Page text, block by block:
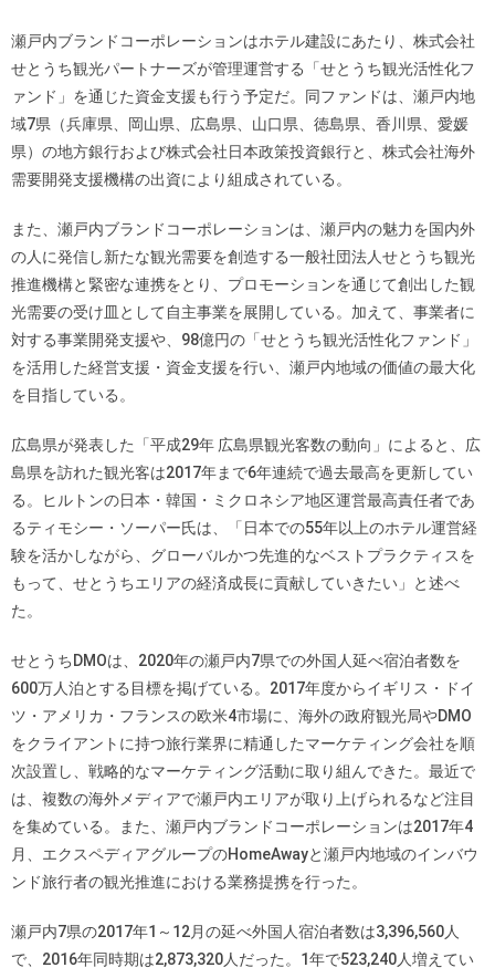
瀬戸内ブランドコーポレーションはホテル建設にあたり、株式会社
せとうち観光パートナーズが管理運営する「せとうち観光活性化フ
ァンド」を通じた資金支援も行う予定だ。同ファンドは、瀬戸内地
域7県（兵庫県、岡山県、広島県、山口県、徳島県、香川県、愛媛
県）の地方銀行および株式会社日本政策投資銀行と、株式会社海外
需要開発支援機構の出資により組成されている。
また、瀬戸内ブランドコーポレーションは、瀬戸内の魅力を国内外
の人に発信し新たな観光需要を創造する一般社団法人せとうち観光
推進機構と緊密な連携をとり、プロモーションを通じて創出した観
光需要の受け皿として自主事業を展開している。加えて、事業者に
対する事業開発支援や、98億円の「せとうち観光活性化ファンド」
を活用した経営支援・資金支援を行い、瀬戸内地域の価値の最大化
を目指している。
広島県が発表した「平成29年 広島県観光客数の動向」によると、広
島県を訪れた観光客は2017年まで6年連続で過去最高を更新してい
る。ヒルトンの日本・韓国・ミクロネシア地区運営最高責任者であ
るティモシー・ソーパー氏は、「日本での55年以上のホテル運営経
験を活かしながら、グローバルかつ先進的なベストプラクティスを
もって、せとうちエリアの経済成長に貢献していきたい」と述べ
た。
せとうちDMOは、2020年の瀬戸内7県での外国人延べ宿泊者数を
600万人泊とする目標を掲げている。2017年度からイギリス・ドイ
ツ・アメリカ・フランスの欧米4市場に、海外の政府観光局やDMO
をクライアントに持つ旅行業界に精通したマーケティング会社を順
次設置し、戦略的なマーケティング活動に取り組んできた。最近で
は、複数の海外メディアで瀬戸内エリアが取り上げられるなど注目
を集めている。また、瀬戸内ブランドコーポレーションは2017年4
月、エクスペディアグループのHomeAwayと瀬戸内地域のインバウ
ンド旅行者の観光推進における業務提携を行った。
瀬戸内7県の2017年1～12月の延べ外国人宿泊者数は3,396,560人
で、2016年同時期は2,873,320人だった。1年で523,240人増えてい